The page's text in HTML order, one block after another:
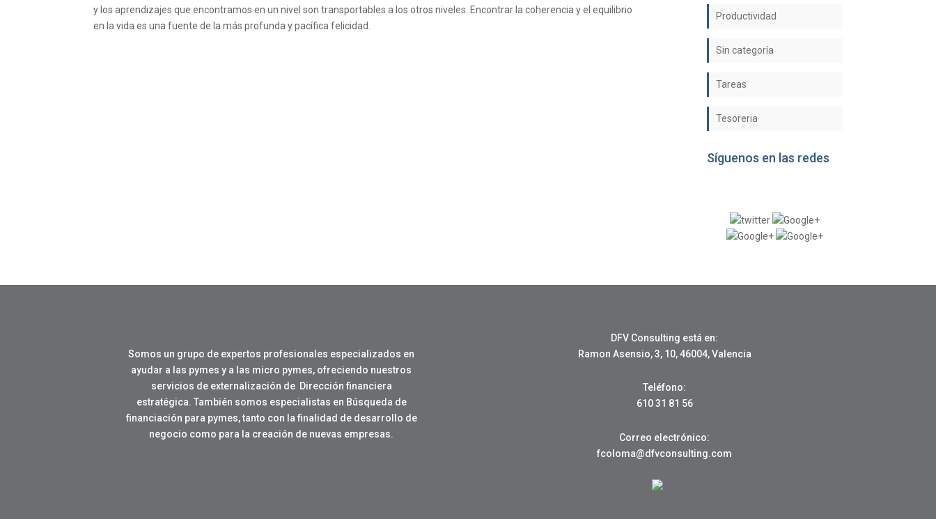
y los aprendizajes que encontramos en un nivel son transportables a los otros niveles. Encontrar la coherencia y el equilibrio
en la vida es una fuente de la más profunda y pacífica felicidad.
Productividad
Sin categoría
Tareas
Tesoreria
Síguenos en las redes
Somos un grupo de expertos profesionales especializados en
ayudar a las pymes y a las micro pymes, ofreciendo nuestros
servicios de externalización de Dirección financiera
estratégica. También somos especialistas en Búsqueda de
financiación para pymes, tanto con la finalidad de desarrollo de
negocio como para la creación de nuevas empresas.
DFV Consulting está en:
Ramon Asensio, 3, 10, 46004, Valencia
Teléfono:
610 31 81 56
Correo electrónico:
fcoloma@dfvconsulting.com